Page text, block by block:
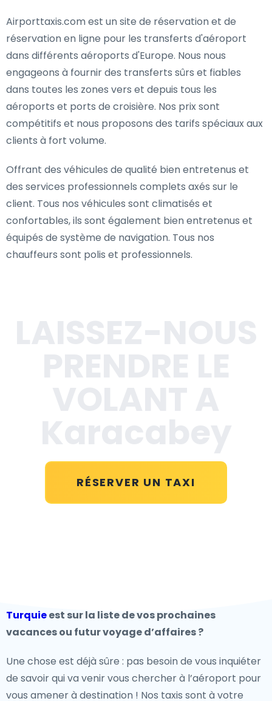
Airporttaxis.com est un site de réservation et de
réservation en ligne pour les transferts d'aéroport
dans différents aéroports d'Europe. Nous nous
engageons à fournir des transferts sûrs et fiables
dans toutes les zones vers et depuis tous les
aéroports et ports de croisière. Nos prix sont
compétitifs et nous proposons des tarifs spéciaux aux
clients à fort volume.
Offrant des véhicules de qualité bien entretenus et
des services professionnels complets axés sur le
client. Tous nos véhicules sont climatisés et
confortables, ils sont également bien entretenus et
équipés de système de navigation. Tous nos
chauffeurs sont polis et professionnels.
RÉSERVER UN TAXI
Turquieest sur la liste de vos prochaines
vacances ou futur voyage d’affaires ?
Une chose est déjà sûre : pas besoin de vous inquiéter
de savoir qui va venir vous chercher à l’aéroport pour
vous amener à destination ! Nos taxis sont à votre